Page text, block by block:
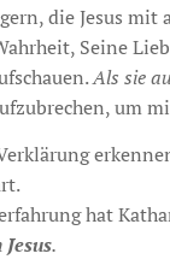
die Jesus
Seine
Als sie
um
hat
.